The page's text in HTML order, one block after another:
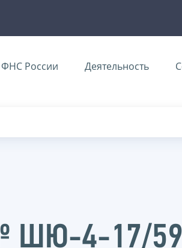
России Деятельность
ШЮ-4-17/